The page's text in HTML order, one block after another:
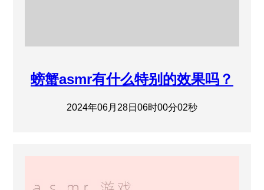
螃蟹asmr有什么特别的效果吗？
2024年06月28日06时00分02秒